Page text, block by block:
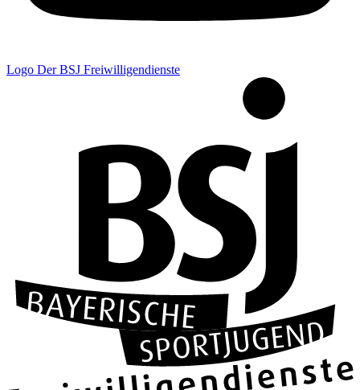
Logo Der BSJ Freiwilligendienste